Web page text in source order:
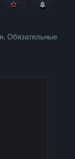
Обязательные